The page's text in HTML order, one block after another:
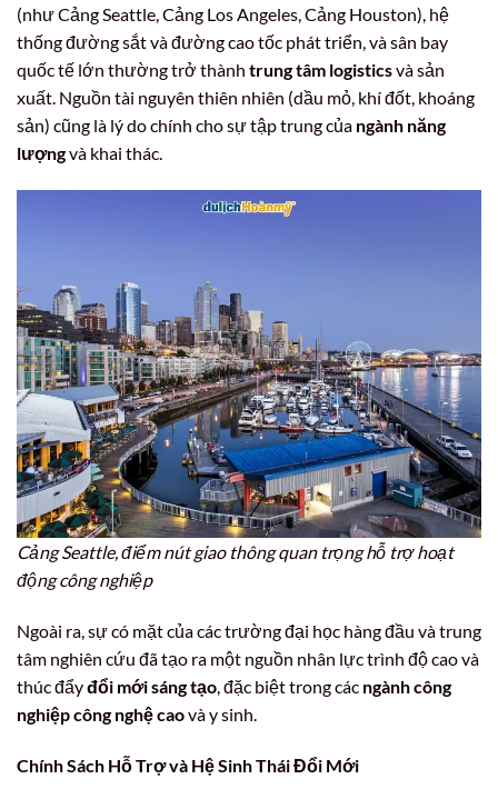
(như Cảng Seattle, Cảng Los Angeles, Cảng Houston), hệ
thống đường sắt và đường cao tốc phát triển, và sân bay
quốc tế lớn thường trở thành trung tâm logisticsvà sản
xuất. Nguồn tài nguyên thiên nhiên (dầu mỏ, khí đốt, khoáng
sản) cũng là lý do chính cho sự tập trung của ngành năng
lượngvà khai thác.
Cảng Seattle, điểm nút giao thông quan trọng hỗ trợ hoạt
động công nghiệp
Ngoài ra, sự có mặt của các trường đại học hàng đầu và trung
tâm nghiên cứu đã tạo ra một nguồn nhân lực trình độ cao và
thúc đẩyđổi mới sáng tạo, đặc biệt trong các ngành công
nghiệp công nghệ caovà y sinh.
Chính Sách Hỗ Trợ và Hệ Sinh Thái Đổi Mới